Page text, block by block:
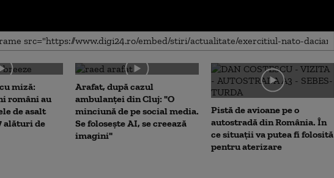
miză:
români au
de asalt
alături de
Arafat, după cazul
ambulanței din Cluj: "O
minciună de pe social media.
Se folosește AI, se creează
imagini"
Pistă de avioane pe o
autostradă din România. În
ce situații va putea fi folosită
pentru aterizare